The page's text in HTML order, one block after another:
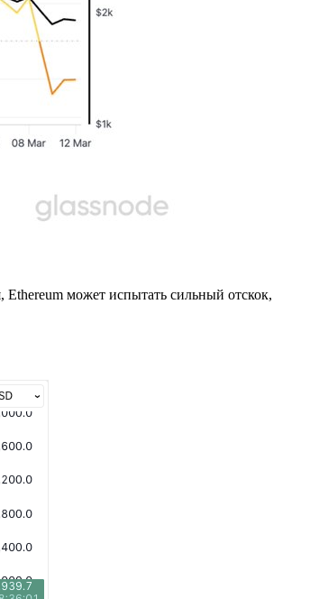
может испытать сильный отскок,